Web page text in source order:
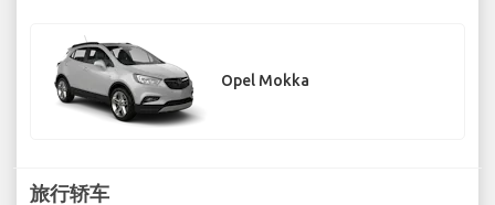
Opel Mokka
旅行轿车